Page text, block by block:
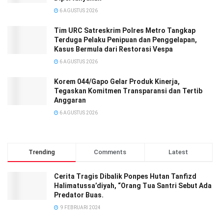
6 AGUSTUS 2026
Tim URC Satreskrim Polres Metro Tangkap
Terduga Pelaku Penipuan dan Penggelapan,
Kasus Bermula dari Restorasi Vespa
6 AGUSTUS 2026
Korem 044/Gapo Gelar Produk Kinerja,
Tegaskan Komitmen Transparansi dan Tertib
Anggaran
6 AGUSTUS 2026
Trending Comments Latest
Cerita Tragis Dibalik Ponpes Hutan Tanfizd
Halimatussa’diyah, “Orang Tua Santri Sebut Ada
Predator Buas.
9 FEBRUARI 2024